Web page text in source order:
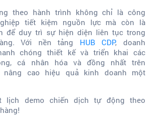
theo hành trình không chỉ là công
tiết kiệm nguồn lực mà còn là
để duy trì sự hiện diện liên tục trong
Với nền tảng HUB CDP, doanh
chóng thiết kế và triển khai các
cá nhân hóa và đồng nhất trên
nâng cao hiệu quả kinh doanh một
lịch demo chiến dịch tự động theo